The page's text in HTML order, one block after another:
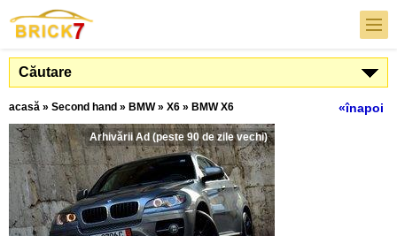
Căutare
«înapoi
acasă » Second hand » BMW» X6 » BMW X6
Arhivării Ad (peste 90 de zile vechi)